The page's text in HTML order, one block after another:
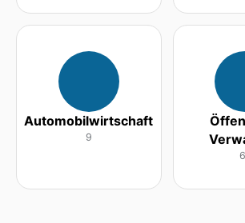
Automobilwirtschaft
9